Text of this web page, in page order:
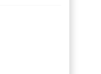
stad Breda. Een
ligt direct naast
kant bevindt zich de